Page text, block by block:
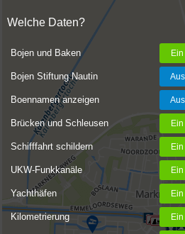
Welche Daten?
Bojen und Baken
Bojen Stiftung Nautin
Boennamen anzeigen
Brücken und Schleusen
Schifffahrt schildern
UKW-Funkkanäle
Yachthäfen
Kilometrierung